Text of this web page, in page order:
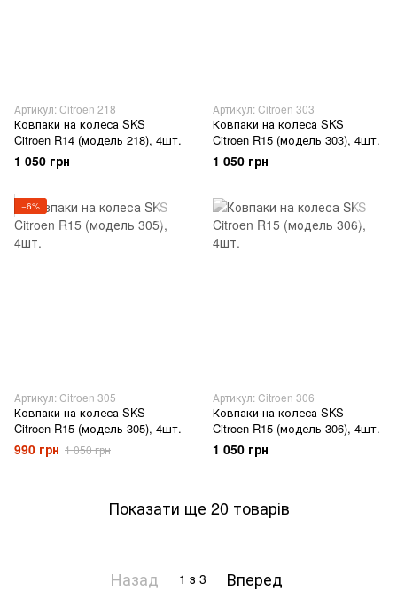
Артикул: Citroen 218
Ковпаки на колеса SKS
Citroen R14 (модель 218), 4шт.
1 050 грн
Артикул: Citroen 303
Ковпаки на колеса SKS
Citroen R15 (модель 303), 4шт.
1 050 грн
−6%
Артикул: Citroen 305
Ковпаки на колеса SKS
Citroen R15 (модель 305), 4шт.
990 грн 1 050 грн
Артикул: Citroen 306
Ковпаки на колеса SKS
Citroen R15 (модель 306), 4шт.
1 050 грн
Показати ще 20 товарів
Назад 1 з 3 Вперед